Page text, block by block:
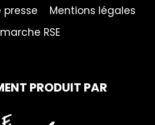
presse
Mentions légales
RSE
PRODUIT PAR